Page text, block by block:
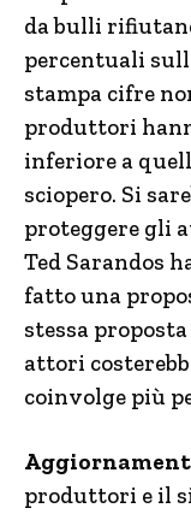
da bulli
percentuali
stampa cifre
produttori
inferiore a
sciopero. Si
proteggere gli
Ted Sarandos
fatto una
stessa
attori
coinvolge più
produttori e il